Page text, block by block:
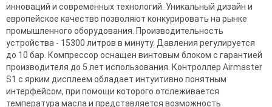
инноваций и современных технологий. Уникальный дизайн и
европейское качество позволяют конкурировать на рынке
промышленного оборудования. Производительность
устройства - 15300 литров в минуту. Давления регулируется
до 10 бар. Компрессор оснащен винтовым блоком с гарантией
производителя до 5 лет использования. Контроллер Airmaster
S1 с ярким дисплеем обладает интуитивно понятным
интерфейсом, при помощи которого отслеживается
температура масла и представляется возможность